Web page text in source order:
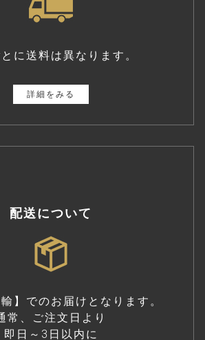
に送料は異なります。
詳細をみる
配送について
輸】でのお届けとなります。
常、ご注文日より
即日～3日以内に